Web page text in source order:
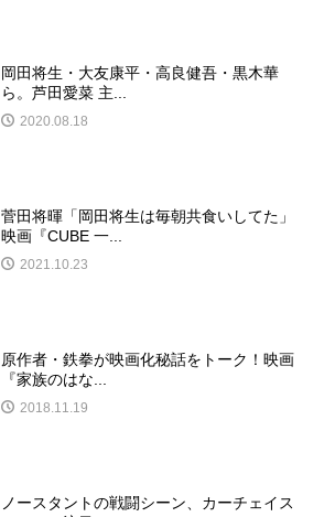
岡田将生・大友康平・高良健吾・黒木華
ら。芦田愛菜 主...
2020.08.18
菅田将暉「岡田将生は毎朝共食いしてた」
映画『CUBE 一...
2021.10.23
原作者・鉄拳が映画化秘話をトーク！映画
『家族のはな...
2018.11.19
ノースタントの戦闘シーン、カーチェイス